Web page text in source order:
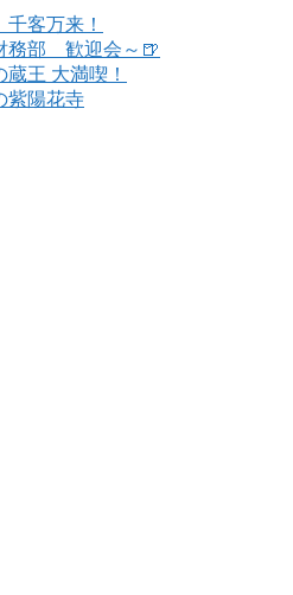
客万来！
務部 歓迎会～🍺
蔵王 大満喫！
紫陽花寺